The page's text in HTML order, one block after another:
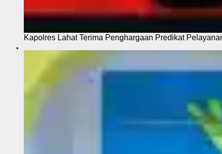
Kapolres Lahat Terima Penghargaan Predikat